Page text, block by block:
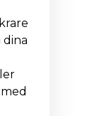
dina